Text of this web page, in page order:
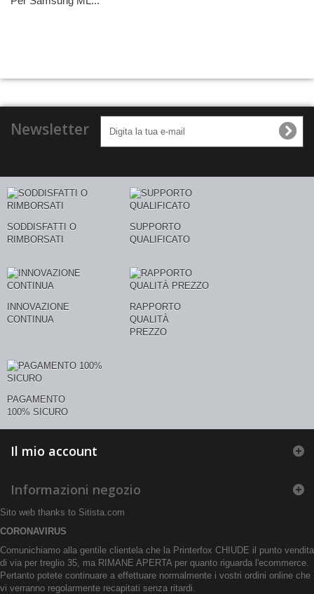
Newsletter
SODDISFATTI O
RIMBORSATI
SUPPORTO
QUALIFICATO
INNOVAZIONE
CONTINUA
RAPPORTO
QUALITÀ
PREZZO
PAGAMENTO
100% SICURO
Il mio account
Informazioni negozio
Sito web thanks to Sitista.com
CORONAVIRUS
Comunichiamo alla gentile clientela che la Printerfox CHIUDE il punto vendita
di via per treglio 35, ma RIMANE APERTA per quanto riguarda l'ecommerce.
Pertanto potete continuare a effettuare normalmente i vostri ordini online che
vi verranno regolarmente recapitati senza ritardi.